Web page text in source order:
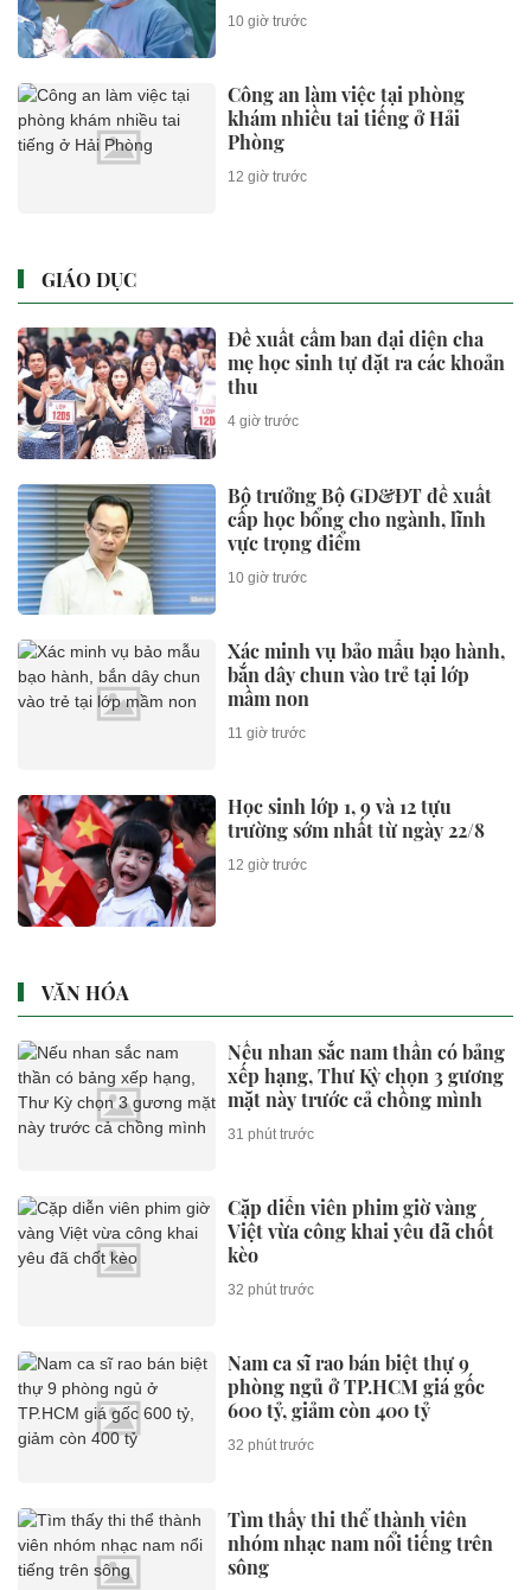
10 giờ trước
Công an làm việc tại phòng
khám nhiều tai tiếng ở Hải
Phòng
12 giờ trước
GIÁO DỤC
Đề xuất cấm ban đại diện cha
mẹ học sinh tự đặt ra các khoản
thu
4 giờ trước
Bộ trưởng Bộ GD&ĐT đề xuất
cấp học bổng cho ngành, lĩnh
vực trọng điểm
10 giờ trước
Xác minh vụ bảo mẫu bạo hành,
bắn dây chun vào trẻ tại lớp
mầm non
11 giờ trước
Học sinh lớp 1, 9 và 12 tựu
trường sớm nhất từ ngày 22/8
12 giờ trước
VĂN HÓA
Nếu nhan sắc nam thần có bảng
xếp hạng, Thư Kỳ chọn 3 gương
mặt này trước cả chồng mình
31 phút trước
Cặp diễn viên phim giờ vàng
Việt vừa công khai yêu đã chốt
kèo
32 phút trước
Nam ca sĩ rao bán biệt thự 9
phòng ngủ ở TP.HCM giá gốc
600 tỷ, giảm còn 400 tỷ
32 phút trước
Tìm thấy thi thể thành viên
nhóm nhạc nam nổi tiếng trên
sông